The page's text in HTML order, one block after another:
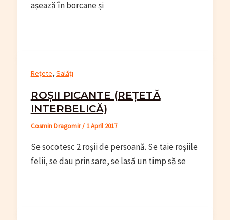
așează în borcane și
Rețete, Salăți
ROȘII PICANTE (REȚETĂ
INTERBELICĂ)
Cosmin Dragomir/ 1 April 2017
Se socotesc 2 roșii de persoană. Se taie roșiile
felii, se dau prin sare, se lasă un timp să se